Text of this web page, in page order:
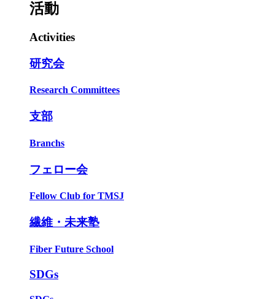
活動
Activities
研究会
Research Committees
支部
Branchs
フェロー会
Fellow Club for TMSJ
繊維・未来塾
Fiber Future School
SDGs